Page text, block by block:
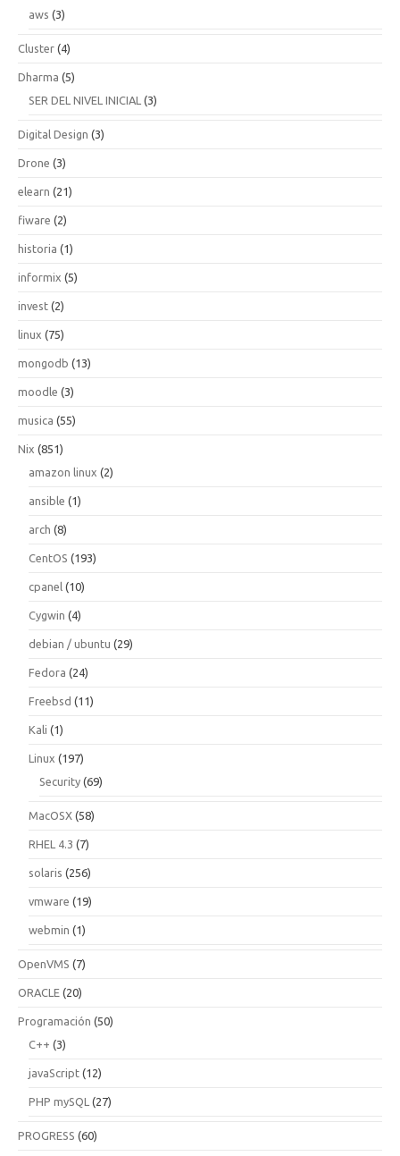
aws (3)
Cluster (4)
Dharma (5)
SER DEL NIVEL INICIAL (3)
Digital Design (3)
Drone (3)
elearn (21)
fiware (2)
historia (1)
informix (5)
invest (2)
linux (75)
mongodb (13)
moodle (3)
musica (55)
Nix (851)
amazon linux (2)
ansible (1)
arch (8)
CentOS (193)
cpanel (10)
Cygwin (4)
debian / ubuntu (29)
Fedora (24)
Freebsd (11)
Kali (1)
Linux (197)
Security (69)
MacOSX (58)
RHEL 4.3 (7)
solaris (256)
vmware (19)
webmin (1)
OpenVMS (7)
ORACLE (20)
Programación (50)
C++ (3)
javaScript (12)
PHP mySQL (27)
PROGRESS (60)